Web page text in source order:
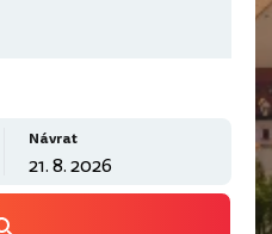
Návrat